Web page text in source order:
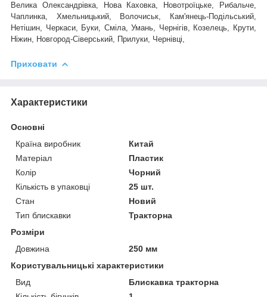
Велика Олександрівка, Нова Каховка, Новотроїцьке, Рибальче,
Чаплинка, Хмельницький, Волочиськ, Кам'янець-Подільський,
Нетішин, Черкаси, Буки, Сміла, Умань, Чернігів, Козелець, Крути,
Ніжин, Новгород-Сіверський, Прилуки, Чернівці,
Приховати
Характеристики
Основні
Країна виробник
Китай
Матеріал
Пластик
Колір
Чорний
Кількість в упаковці
25 шт.
Стан
Новий
Тип блискавки
Тракторна
Розміри
Довжина
250 мм
Користувальницькі характеристики
Вид
Блискавка тракторна